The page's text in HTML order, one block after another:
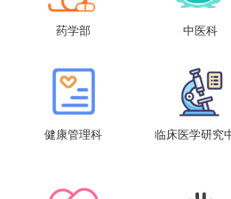
药学部 中医科
健康管理科 临床医学研究